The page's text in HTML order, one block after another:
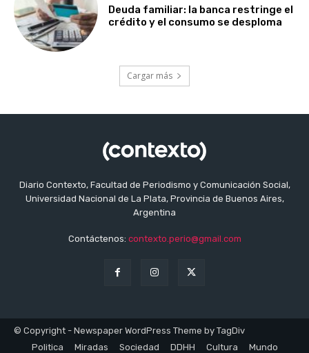
Deuda familiar: la banca restringe el
crédito y el consumo se desploma
Cargar más
Diario Contexto, Facultad de Periodismo y Comunicación Social,
Universidad Nacional de La Plata, Provincia de Buenos Aires,
Argentina
Contáctenos: contexto.perio@gmail.com
© Copyright - Newspaper WordPress Theme by TagDiv
Politica
Miradas Sociedad DDHH Cultura Mundo